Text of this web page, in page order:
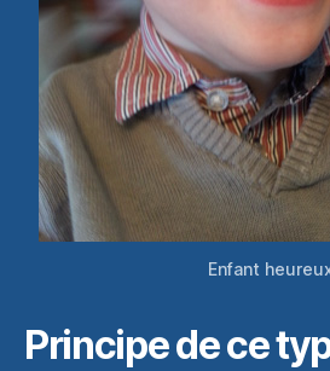
Enfant
Principe de ce